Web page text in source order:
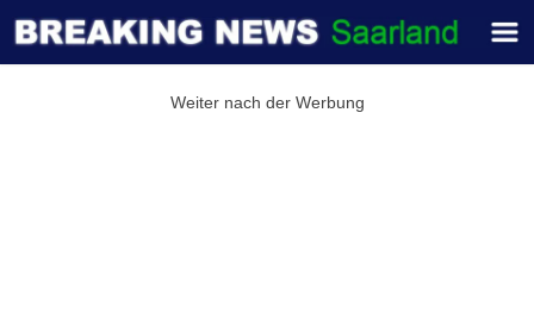
Weiter nach der Werbung